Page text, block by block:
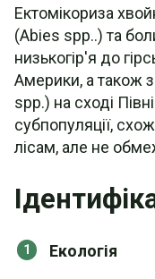
Ектомікориза
(Abies spp..) та
низькогір'я до
Америки, а також
spp.) на сході
субпопуляції,
лісам, але не
Екологія